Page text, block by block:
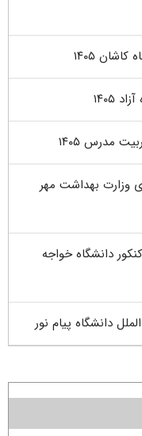
۱۴۰۵
مدرس ۱۴۰۵
وزارت بهداشت مهر
دانشگاه خواجه
دانشگاه پیام نور